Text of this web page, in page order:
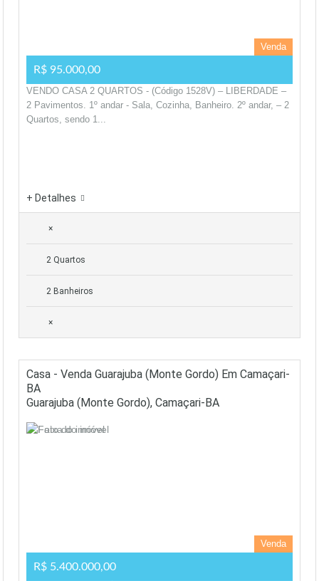
Venda
R$ 95.000,00
VENDO CASA 2 QUARTOS - (Código 1528V) – LIBERDADE –
2 Pavimentos. 1º andar - Sala, Cozinha, Banheiro. 2º andar, – 2
Quartos, sendo 1...
+ Detalhes
×
2 Quartos
2 Banheiros
×
Casa - Venda Guarajuba (Monte Gordo) Em Camaçari-
BA
Guarajuba (Monte Gordo), Camaçari-BA
Venda
R$ 5.400.000,00